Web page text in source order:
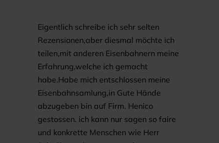
Eigentlich schreibe ich sehr selten
Rezensionen,aber diesmal möchte ich
teilen,mit anderen Eisenbahnern meine
Erfahrung,welche ich gemacht
habe.Habe mich entschlossen meine
Eisenbahnsamlung,in Gute Hände
abzugeben bin auf Firm. Henico
gestossen. ich kann nur sagen so faire
und konkrette Menschen wie Herr